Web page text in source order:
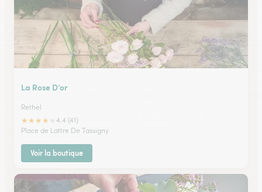
La Rose D’or
Rethel
★★★★
4.4 (41)
Place de Lattre De Tassigny
Voir la boutique